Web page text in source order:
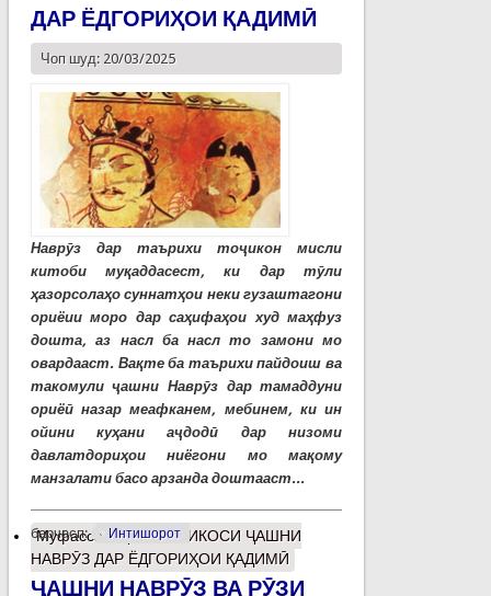
ДАР ЁДГОРИҲОИ ҚАДИМӢ
Чоп шуд: 20/03/2025
Наврӯз дар таърихи тоҷикон мисли
китоби муқаддасест, ки дар тӯли
ҳазорсолаҳо суннатҳои неки гузаштагони
ориёии моро дар саҳифаҳои худ маҳфуз
дошта, аз насл ба насл то замони мо
овардааст. Вақте ба таърихи пайдоиш ва
такомули ҷашни Наврӯз дар тамаддуни
ориёӣ назар меафканем, мебинем, ки ин
ойини куҳани аҷдодӣ дар низоми
давлатдориҳои ниёгони мо мақому
манзалати басо арзанда доштааст...
барчасп: Интишорот
Муфассалтаро ИНЪИКОСИ ҶАШНИ
НАВРӮЗ ДАР ЁДГОРИҲОИ ҚАДИМӢ
ҶАШНИ НАВРӮЗ ВА РӮЗИ